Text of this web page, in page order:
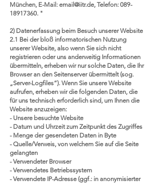
München, E-Mail: email@iitr.de, Telefon: 089-
18917360. "
2) Datenerfassung beim Besuch unserer Website
2.1 Bei der bloß informatorischen Nutzung
unserer Website, also wenn Sie sich nicht
registrieren oder uns anderweitig Informationen
übermitteln, erheben wir nur solche Daten, die Ihr
Browser an den Seitenserver übermittelt (sog.
„Server-Logfiles“). Wenn Sie unsere Website
aufrufen, erheben wir die folgenden Daten, die
für uns technisch erforderlich sind, um Ihnen die
Website anzuzeigen:
- Unsere besuchte Website
- Datum und Uhrzeit zum Zeitpunkt des Zugriffes
- Menge der gesendeten Daten in Byte
- Quelle/Verweis, von welchem Sie auf die Seite
gelangten
- Verwendeter Browser
- Verwendetes Betriebssystem
- Verwendete IP-Adresse (ggf.: in anonymisierter